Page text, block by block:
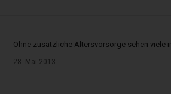
Ohne zusätzliche Altersvorsorge sehen viele
28. Mai 2013
Immobiliendarlehnsvermittler